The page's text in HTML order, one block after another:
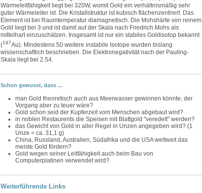
Wärmeleitfähigkeit liegt bei 320W, womit Gold ein verhältnismäßig sehr
guter Wärmeleiter ist. Die Kristallstruktur ist kubisch flächenzentriert. Das
Element ist bei Raumtemperatur diamagnetisch. Die Mohshärte von reinem
Gold liegt bei 3 und ist damit auf der Skala nach Friedrich Mohs als
mittelhart einzuschätzen. Insgesamt ist nur ein stabiles Goldisotop bekannt
(197Au). Mindestens 50 weitere instabile Isotope wurden bislang
wissenschaftlich beschrieben. Die Elektronegativität nach der Pauling-
Skala liegt bei 2.54.
Schon gewusst, dass ...
man Gold theoretisch auch aus Meerwasser gewinnen könnte, der
Vorgang aber zu teuer wäre?
Gold schon seid der Kupferzeit vom Menschen abgebaut wird?
in noblen Restaurents die Speisen mit Blattgold "veredelt" werden?
das Gewicht von Gold in aller Regel in Unzen angegeben wird? (1
Unze = ca. 31,1 g)
China, Russland, Australien, Südafrika und die USA weltweit das
meiste Gold fördern?
Gold wegen seiner Leitfähigkeit auch beim Bau von
Computerplatinen verwendet wird?
Weiterführende Links